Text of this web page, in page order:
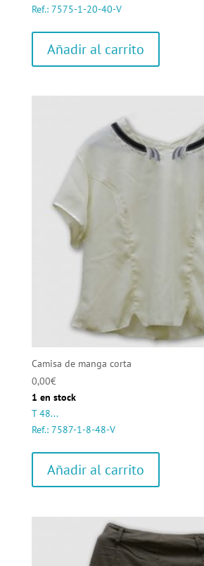
Ref.: 7575-1-20-40-V
Añadir al carrito
Camisa de manga corta
0,00€
1 en stock
T 48...
Ref.: 7587-1-8-48-V
Añadir al carrito